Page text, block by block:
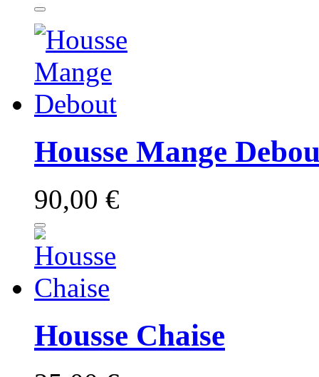
Housse Mange
90,00 €
Housse Chaise